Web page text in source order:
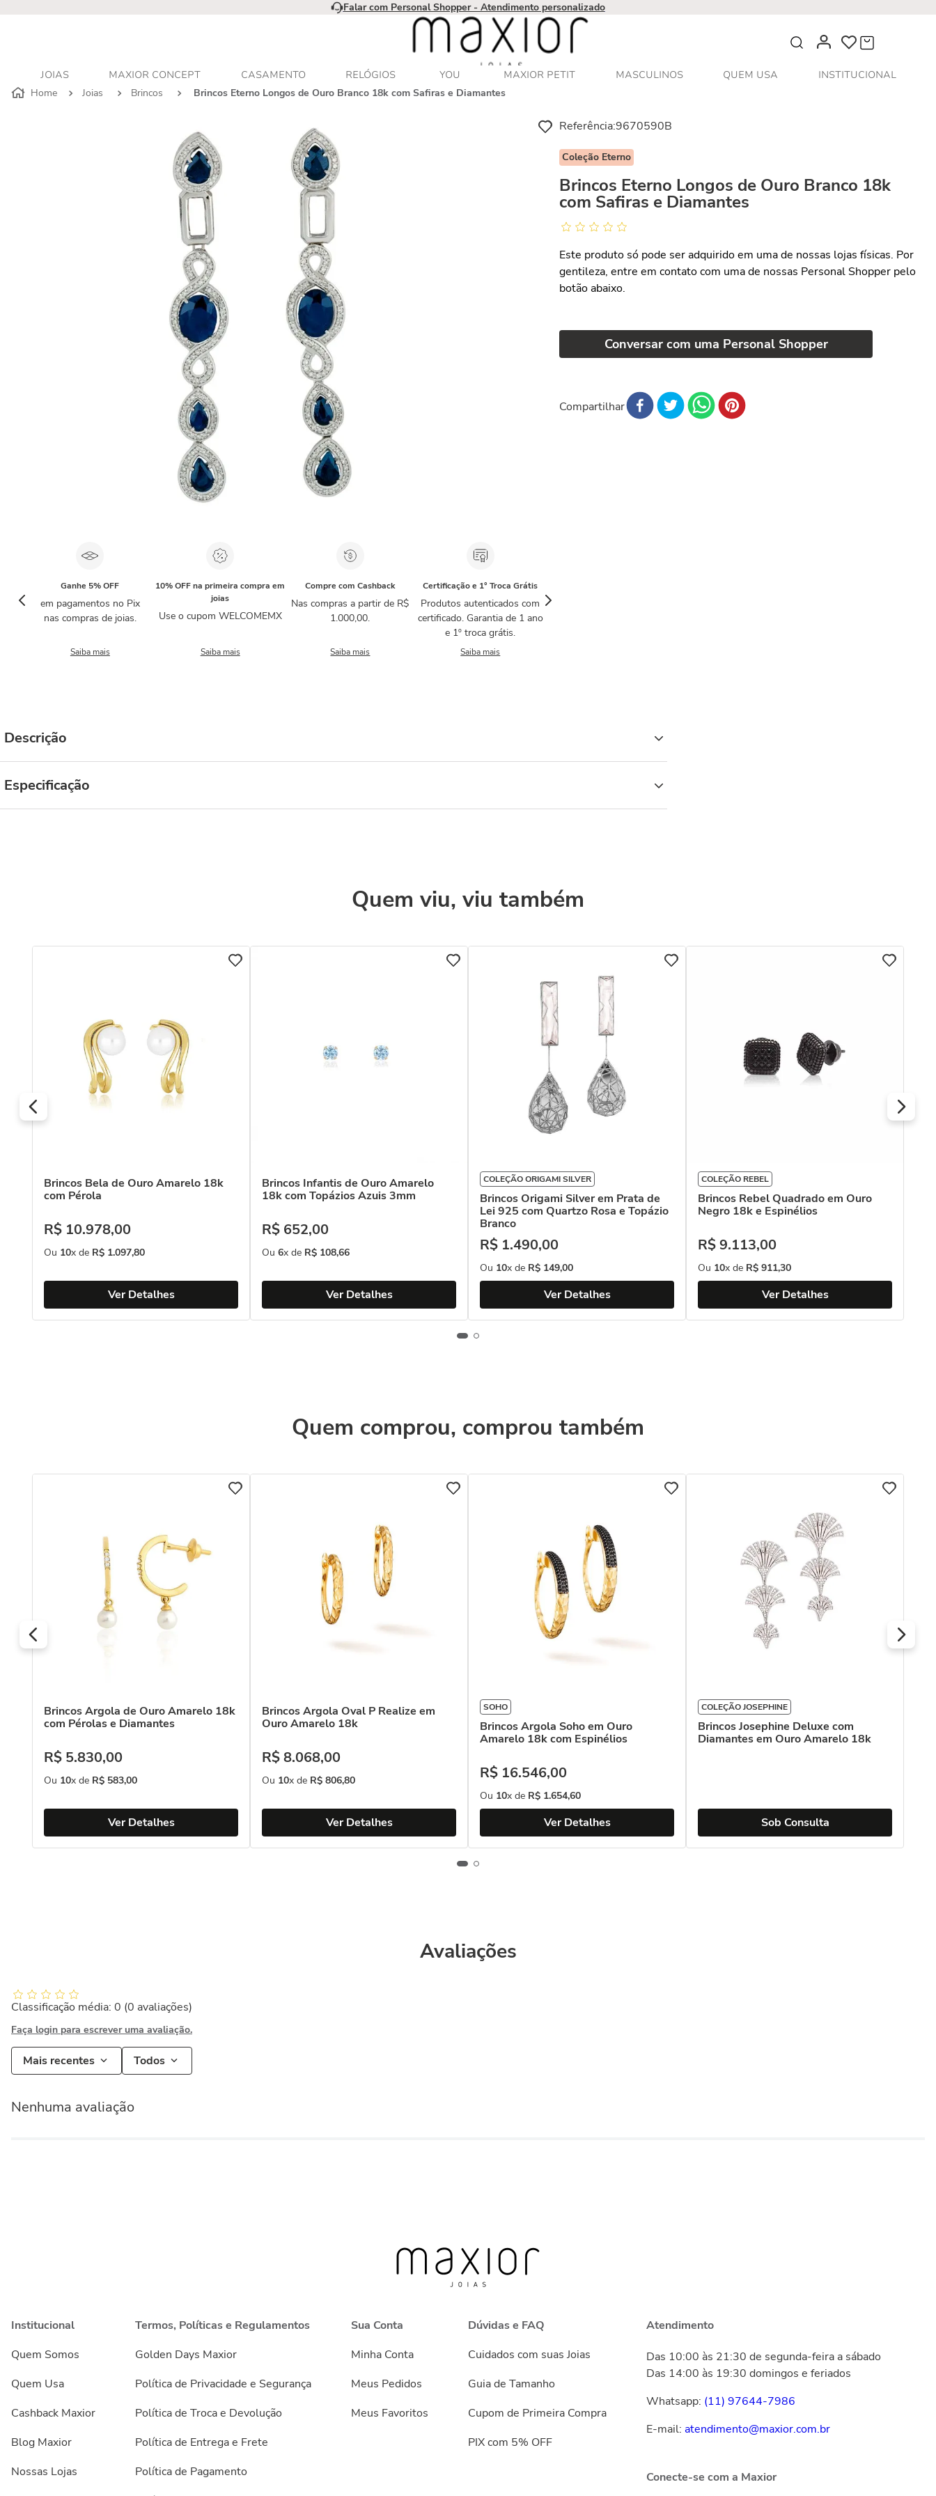
Falar com Personal Shopper - Atendimento personalizado
O que você procura?
JOIAS MAXIOR CONCEPT CASAMENTO RELÓGIOS YOU MAXIOR PETIT MASCULINOS QUEM USA
INSTITUCIONAL
Joias
Brincos Brincos Eterno Longos de Ouro Branco 18k com Safiras e Diamantes
Ganhe 5% OFF
em pagamentos no Pix
nas compras de joias.
Saiba mais
10% OFF na primeira compra em
joias
Use o cupom WELCOMEMX
Saiba mais
Compre com Cashback
Nas compras a partir de R$
1.000,00.
Saiba mais
Certificação e 1° Troca Grátis
Produtos autenticados com
certificado. Garantia de 1 ano
e 1º troca grátis.
Saiba mais
Referência:9670590B
Coleção Eterno
Brincos Eterno Longos de Ouro Branco 18k
com Safiras e Diamantes
Este produto só pode ser adquirido em uma de nossas lojas físicas. Por
gentileza, entre em contato com uma de nossas Personal Shopper pelo
botão abaixo.
Conversar com uma Personal Shopper
Compartilhar
Descrição
Especificação
Quem viu, viu também
Brincos Bela de Ouro Amarelo 18k
com Pérola
R$ 10.978,00
Ou 10x de R$ 1.097,80
Ver Detalhes
Brincos Infantis de Ouro Amarelo
18k com Topázios Azuis 3mm
R$ 652,00
Ou 6x de R$ 108,66
Ver Detalhes
COLEÇÃO ORIGAMI SILVER
Brincos Origami Silver em Prata de
Lei 925 com Quartzo Rosa e Topázio
Branco
R$ 1.490,00
Ou 10x de R$ 149,00
Ver Detalhes
COLEÇÃO REBEL
Brincos Rebel Quadrado em Ouro
Negro 18k e Espinélios
R$9.113,00
Ou 10x de R$ 911,30
Ver Detalhes
Quem comprou, comprou também
Brincos Argola de Ouro Amarelo 18k
com Pérolas e Diamantes
R$ 5.830,00
Ou 10x de R$ 583,00
Ver Detalhes
Brincos Argola Oval P Realize em
Ouro Amarelo 18k
R$8.068,00
Ou 10x de R$ 806,80
Ver Detalhes
SOHO
Brincos Argola Soho em Ouro
Amarelo 18k com Espinélios
R$ 16.546,00
Ou 10x de R$ 1.654,60
Ver Detalhes
COLEÇÃO JOSEPHINE
Brincos Josephine Deluxe com
Diamantes em Ouro Amarelo 18k
Sob Consulta
Avaliações
Classificação média: 0 (0 avaliações)
Faça login para escrever uma avaliação.
Mais recentes Todos
Nenhuma avaliação
Institucional
Quem Somos
Quem Usa
Cashback Maxior
Blog Maxior
Nossas Lojas
Termos, Políticas e Regulamentos
Golden Days Maxior
Política de Privacidade e Segurança
Política de Troca e Devolução
Política de Entrega e Frete
Política de Pagamento
Sua Conta
Minha Conta
Meus Pedidos
Meus Favoritos
Dúvidas e FAQ
Cuidados com suas Joias
Guia de Tamanho
Cupom de Primeira Compra
PIX com 5% OFF
Atendimento
Das 10:00 às 21:30 de segunda-feira a sábado
Das 14:00 às 19:30 domingos e feriados
Whatsapp: (11) 97644-7986
E-mail: atendimento@maxior.com.br
Conecte-se com a Maxior